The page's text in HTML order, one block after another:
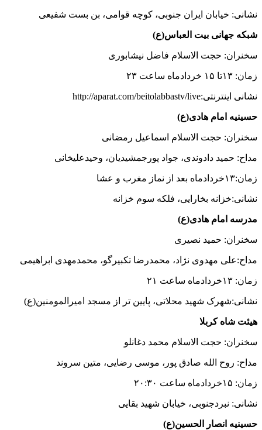
نشانی: خیابان ایران جنوبی، کوچه قوامی، بن بست شفیعی
شبکه جهانی بیت العباس(ع)
سخنران: حجت الاسلام فاضل نیشابوری
زمان: ۱۳تا ۱۵ خردادماه ساعت ۲۳
نشانی اینترنتی:http://aparat.com/beitolabbastv/live
حسینیه امام هادی(ع)
سخنران: حجت الاسلام اسماعیل رمضانی
مداح: حمید دادوندی، جواد پورجمشیدیان، وحیدعلیخانی
زمان:۱۳خردادماه بعد از نماز مغرب و عشا
نشانی:خزانه بخارایی، فلکه سوم خزانه
مدرسه امام هادی(ع)
سخنران: حمید نصیری
مداح:علی مهدوی نژاد، محمدرضا تکبیرگو، محمدمهدی ابراهیمی
زمان: ۱۳خردادماه ساعت ۲۱
نشانی:شهرک شهید محلاتی، پایین تر از مسجد امیرالمومنین(ع)
هیئت شاه کربلا
سخنران: حجت الاسلام محمد دغانلو
مداح: روح الله صادق پور، موسی رضایی، متین سروند
زمان: ۱۵خردادماه ساعت ۲۰:۳۰
نشانی: نبردجنوبی، خیابان شهید بقایی
حسینیه انصار الحسین(ع)